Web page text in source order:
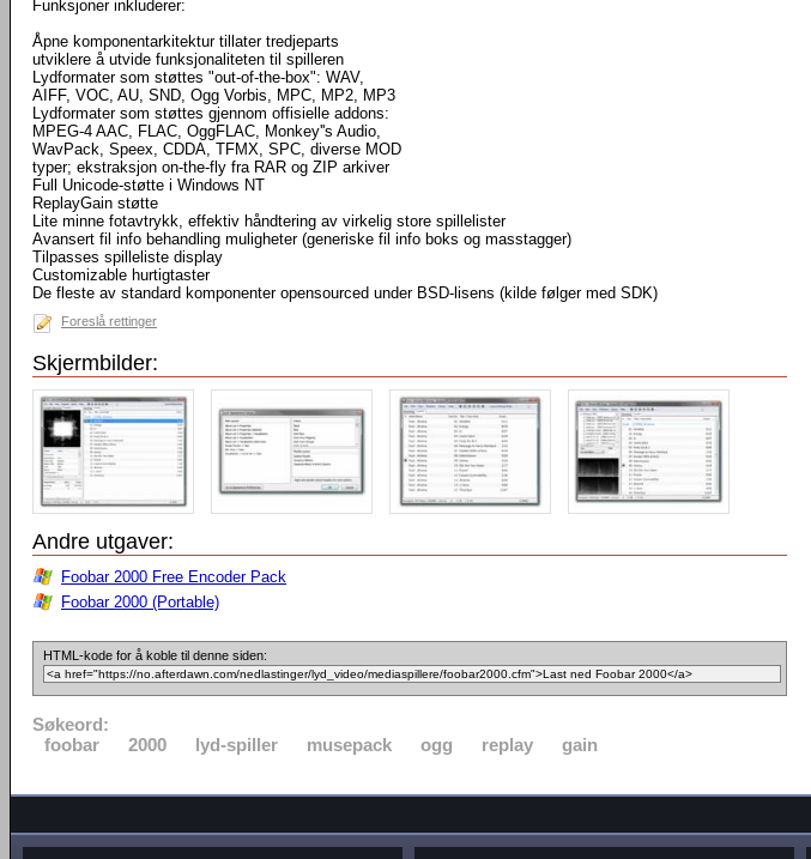
Funksjoner inkluderer:
Åpne komponentarkitektur tillater tredjeparts
utviklere å utvide funksjonaliteten til spilleren
Lydformater som støttes "out-of-the-box": WAV,
AIFF, VOC, AU, SND, Ogg Vorbis, MPC, MP2, MP3
Lydformater som støttes gjennom offisielle addons:
MPEG-4 AAC, FLAC, OggFLAC, Monkey''s Audio,
WavPack, Speex, CDDA, TFMX, SPC, diverse MOD
typer; ekstraksjon on-the-fly fra RAR og ZIP arkiver
Full Unicode-støtte i Windows NT
ReplayGain støtte
Lite minne fotavtrykk, effektiv håndtering av virkelig store spillelister
Avansert fil info behandling muligheter (generiske fil info boks og masstagger)
Tilpasses spilleliste display
Customizable hurtigtaster
De fleste av standard komponenter opensourced under BSD-lisens (kilde følger med SDK)
Foreslå rettinger
Skjermbilder:
Andre utgaver:
Foobar 2000 Free Encoder Pack
Foobar 2000 (Portable)
HTML-kode for å koble til denne siden:
Søkeord:
foobar
2000 lyd-spiller musepack ogg replay gain